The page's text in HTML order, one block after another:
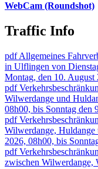
WebCam (Roundshot)
Traffic Info
pdfAllgemeines
in Ulflingen von
Montag, den 10. August
pdf
Wilwerdange und
08h00, bis Sonntag den
pdf
Wilwerdange,
2026, 08h00, bis
pdf
zwischen Wilwerdange,